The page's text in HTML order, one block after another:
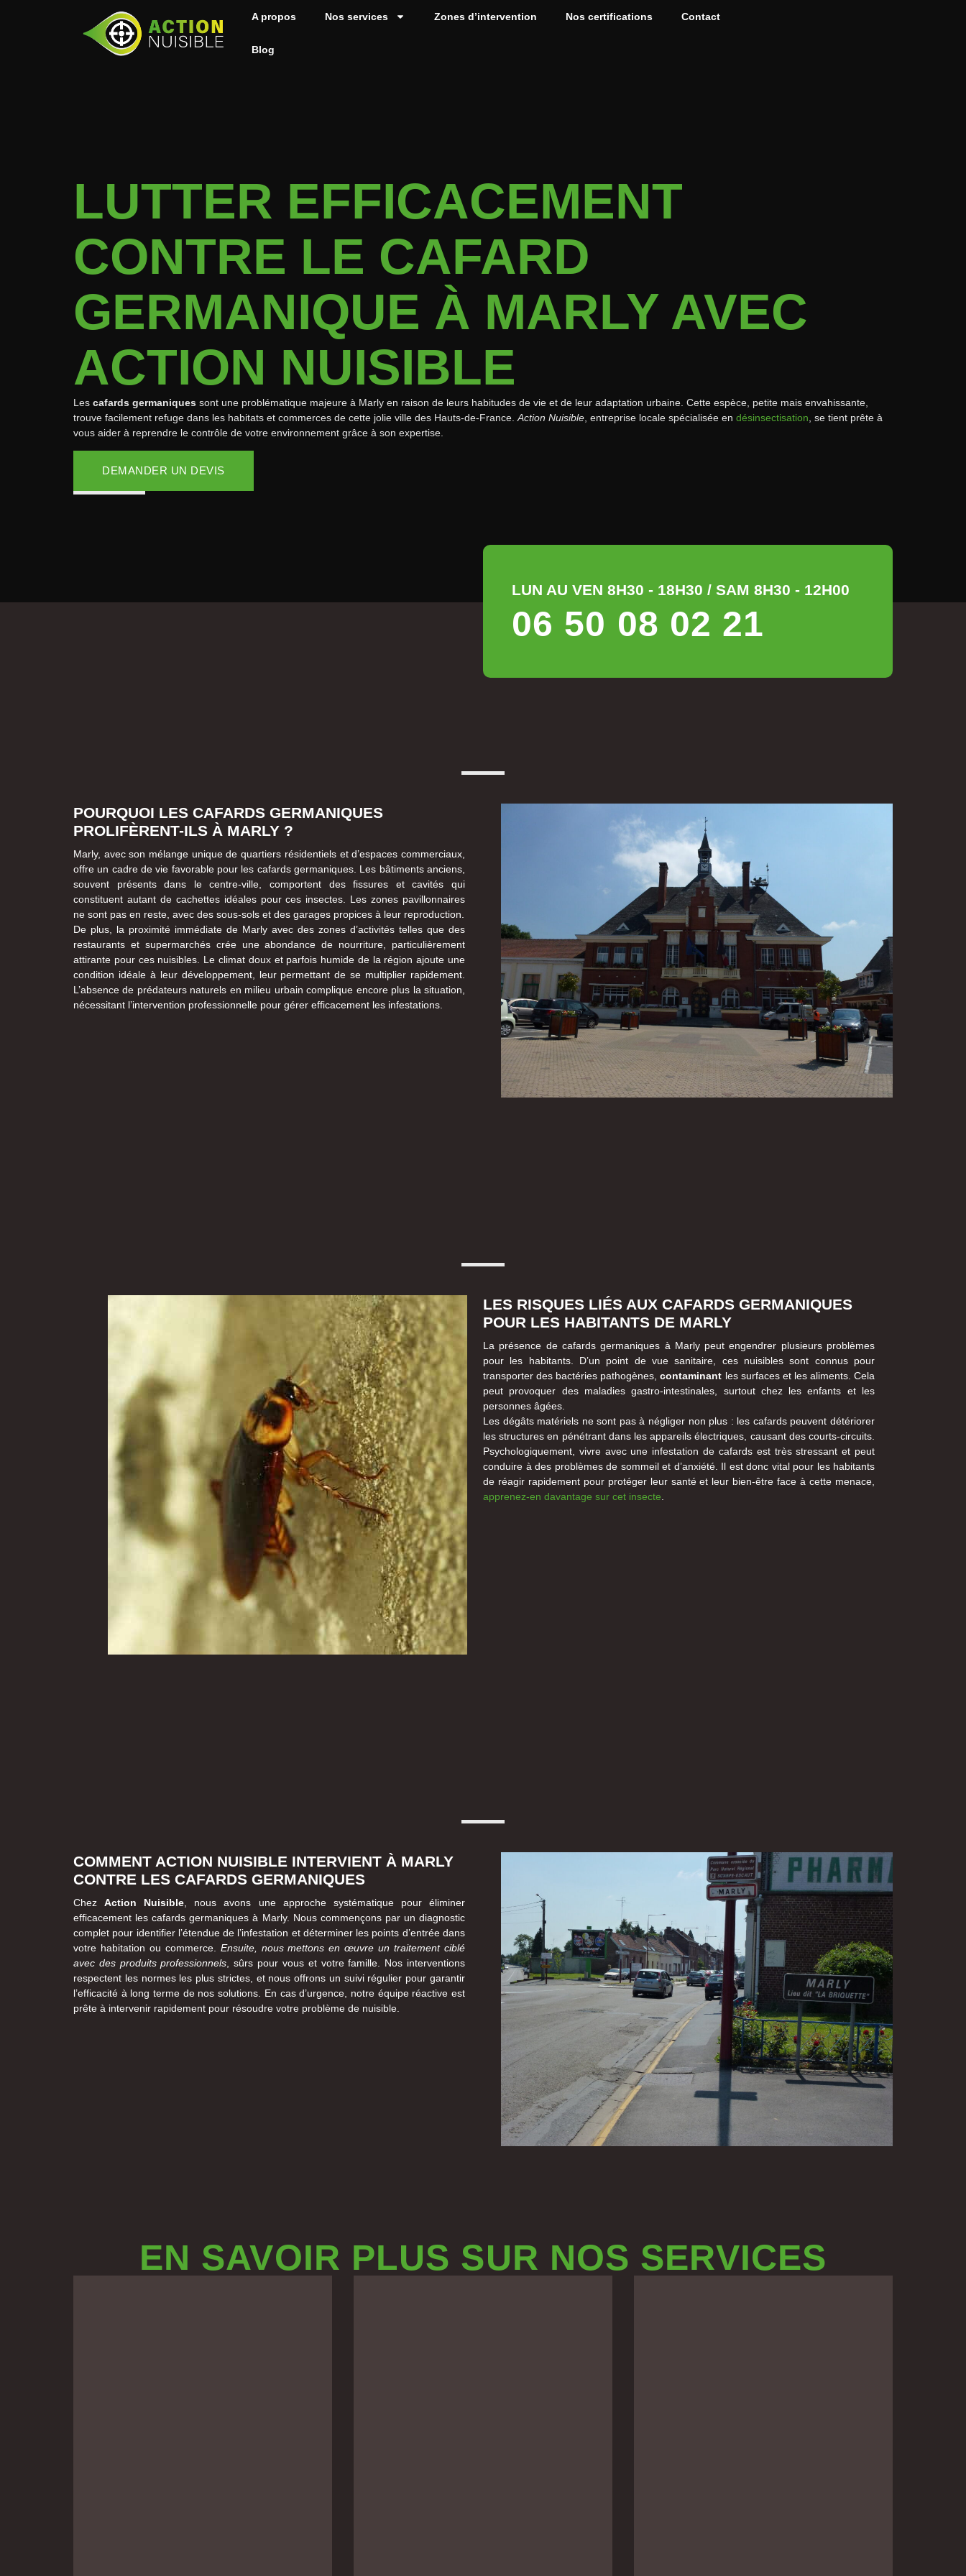
A propos Nos services Zones d’intervention Nos certifications Contact
Blog
LUTTER EFFICACEMENT
CONTRE LE CAFARD
GERMANIQUE À MARLY AVEC
ACTION NUISIBLE
Les cafards germaniques sont une problématique majeure à Marly en raison de leurs habitudes de vie et de leur adaptation urbaine. Cette espèce, petite mais envahissante,
trouve facilement refuge dans les habitats et commerces de cette jolie ville des Hauts-de-France. Action Nuisible , entreprise locale spécialisée en désinsectisation , se tient prête à
vous aider à reprendre le contrôle de votre environnement grâce à son expertise.
DEMANDER UN DEVIS
LUN AU VEN 8H30 - 18H30 / SAM 8H30 - 12H00
06 50 08 02 21
POURQUOI LES CAFARDS GERMANIQUES
PROLIFÈRENT-ILS À MARLY ?
Marly, avec son mélange unique de quartiers résidentiels et d’espaces commerciaux,
offre un cadre de vie favorable pour les cafards germaniques. Les bâtiments anciens,
souvent présents dans le centre-ville, comportent des fissures et cavités qui
constituent autant de cachettes idéales pour ces insectes. Les zones pavillonnaires
ne sont pas en reste, avec des sous-sols et des garages propices à leur reproduction.
De plus, la proximité immédiate de Marly avec des zones d’activités telles que des
restaurants et supermarchés crée une abondance de nourriture, particulièrement
attirante pour ces nuisibles. Le climat doux et parfois humide de la région ajoute une
condition idéale à leur développement, leur permettant de se multiplier rapidement.
L’absence de prédateurs naturels en milieu urbain complique encore plus la situation,
nécessitant l’intervention professionnelle pour gérer efficacement les infestations.
LES RISQUES LIÉS AUX CAFARDS GERMANIQUES
POUR LES HABITANTS DE MARLY
La présence de cafards germaniques à Marly peut engendrer plusieurs problèmes
pour les habitants. D’un point de vue sanitaire, ces nuisibles sont connus pour
transporter des bactéries pathogènes,contaminant les surfaces et les aliments. Cela
peut provoquer des maladies gastro-intestinales, surtout chez les enfants et les
personnes âgées.
Les dégâts matériels ne sont pas à négliger non plus : les cafards peuvent détériorer
les structures en pénétrant dans les appareils électriques, causant des courts-circuits.
Psychologiquement, vivre avec une infestation de cafards est très stressant et peut
conduire à des problèmes de sommeil et d’anxiété. Il est donc vital pour les habitants
de réagir rapidement pour protéger leur santé et leur bien-être face à cette menace,
apprenez-en davantage sur cet insecte
COMMENT ACTION NUISIBLE INTERVIENT À MARLY
CONTRE LES CAFARDS GERMANIQUES
ChezAction Nuisible , nous avons une approche systématique pour éliminer
efficacement les cafards germaniques à Marly. Nous commençons par un diagnostic
complet pour identifier l’étendue de l’infestation et déterminer les points d’entrée dans
votre habitation ou commerce. Ensuite, nous mettons en œuvre un traitement ciblé
avec des produits professionnels , sûrs pour vous et votre famille. Nos interventions
respectent les normes les plus strictes, et nous offrons un suivi régulier pour garantir
l’efficacité à long terme de nos solutions. En cas d’urgence, notre équipe réactive est
prête à intervenir rapidement pour résoudre votre problème de nuisible.
EN SAVOIR PLUS SUR NOS SERVICES